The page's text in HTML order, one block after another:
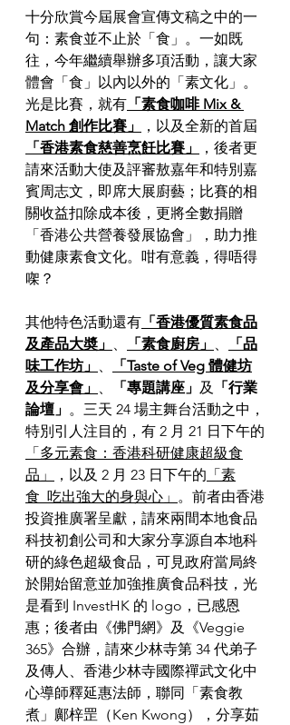
十分欣賞今屆展會宣傳文稿之中的一
句：素食並不止於「食」。一如既
往，今年繼續舉辦多項活動，讓大家
體會「食」以內以外的「素文化」。
光是比賽，就有 「素食咖啡 Mix &
Match 創作比賽」
，以及全新的首屆
「香港素食慈善烹飪比賽」
，後者更
請來活動大使及評審敖嘉年和特別嘉
賓周志文，即席大展廚藝；比賽的相
關收益扣除成本後，更將全數捐贈
「香港公共營養發展協會」，助力推
動健康素食文化。咁有意義，得唔得
㗎？
其他特色活動還有 「香港優質素食品
及產品大奬」 、 「素食廚房」 、
「品
味工作坊」 、
「Taste of Veg 體健坊
及分享會」 、 「專題講座」 及
「行業
論壇」 。三天 24 場主舞台活動之中，
特別引人注目的，有 2 月 21 日下午的
「多元素食：香港科研健康超級食
品」
，以及 2 月 23 日下午的 「素
食  吃出強大的身與心」 。前者由香港
投資推廣署呈獻，請來兩間本地食品
科技初創公司和大家分享源自本地科
研的綠色超級食品，可見政府當局終
於開始留意並加強推廣食品科技，光
是看到 InvestHK 的 logo，已感恩
惠；後者由《佛門網》及《Veggie
365》合辦，請來少林寺第 34 代弟子
及傳人、香港少林寺國際禪武文化中
心導師釋延惠法師，聯同「素食教
煮」鄺梓罡（Ken Kwong），分享茹